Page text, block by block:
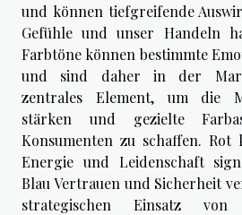
und können tiefgreifende
Gefühle und unser Handeln
Farbtöne können bestimmte
und sind daher in der
zentrales Element, um die
stärken und gezielte
Konsumenten zu schaffen. Rot
Energie und Leidenschaft
Blau Vertrauen und Sicherheit
strategischen Einsatz